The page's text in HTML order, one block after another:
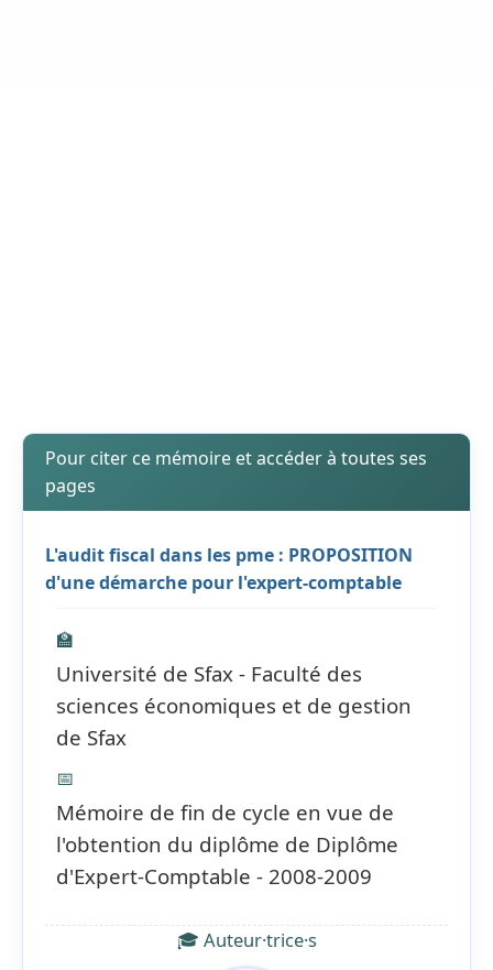
Pour citer ce mémoire et accéder à toutes ses
pages
L'audit fiscal dans les pme : PROPOSITION
d'une démarche pour l'expert-comptable
🏫
Université de Sfax - Faculté des
sciences économiques et de gestion
de Sfax
📅
Mémoire de fin de cycle en vue de
l'obtention du diplôme de Diplôme
d'Expert-Comptable - 2008-2009
🎓 Auteur·trice·s